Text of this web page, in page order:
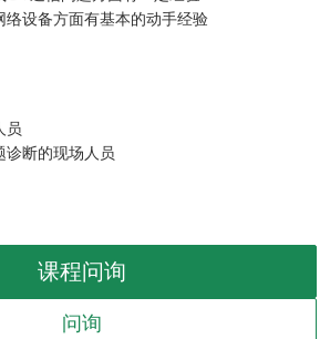
络设备方面有基本的动手经验
员
诊断的现场人员
课程问询
问询